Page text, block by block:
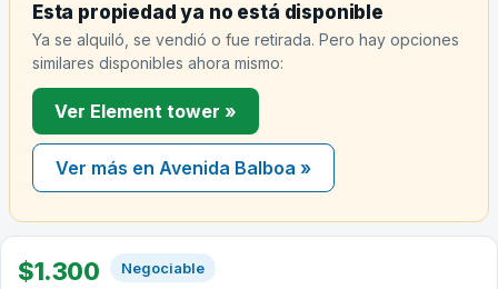
Esta propiedad ya no está disponible
Ya se alquiló, se vendió o fue retirada. Pero hay opciones
similares disponibles ahora mismo:
Ver Element tower »
Ver más en Avenida Balboa »
$1.300 Negociable